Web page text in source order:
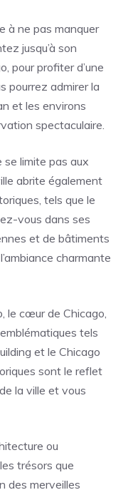
à ne pas manquer
jusqu’à son
pour profiter d’une
pourrez admirer la
et les environs
spectaculaire.
se limite pas aux
abrite également
tels que le
vous dans ses
et de bâtiments
charmante
le cœur de Chicago,
tels
et le Chicago
sont le reflet
la ville et vous
ou
trésors que
des merveilles